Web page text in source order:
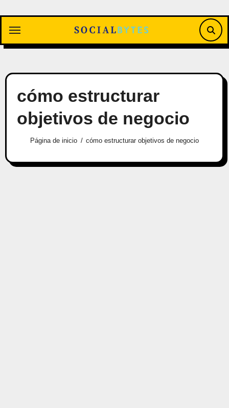
contenido
cómo estructurar
objetivos de negocio
Página de inicio cómo estructurar objetivos de negocio